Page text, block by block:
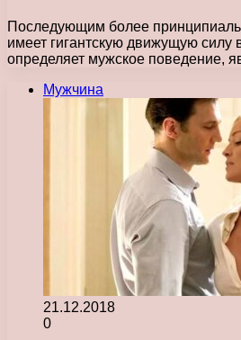
Последующим более
имеет гигантскую движущую силу
определяет мужское поведение,
Мужчина
21.12.2018
0